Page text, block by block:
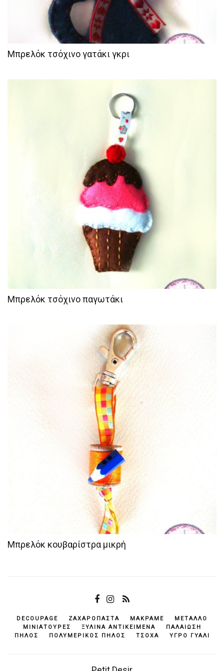
Μπρελόκ τσόχινο γατάκι γκρι
Μπρελόκ τσόχινο παγωτάκι
Μπρελόκ κουβαρίστρα μικρή
DECOUPAGE ΖΑΧΑΡΌΠΑΣΤΑ ΜΑΚΡΑΜΈ
ΜΈΤΑΛΛΟ
ΜΙΝΙΑΤΟΎΡΕΣ
ΞΎΛΙΝΑ ΑΝΤΙΚΕΊΜΕΝΆ
ΠΑΛΑΊΩΣΗ
ΠΗΛΌΣ
ΠΟΛΥΜΕΡΙΚΌΣ ΠΗΛΌΣ ΤΣΌΧΑ ΥΓΡΌ ΓΥΑΛΊ